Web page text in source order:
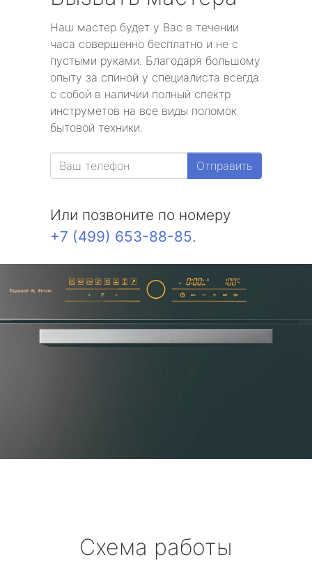
Наш мастер будет у Вас в течении
часа совершенно бесплатно и не с
пустыми руками. Благодаря большому
опыту за спиной у специалиста всегда
с собой в наличии полный спектр
инструметов на все виды поломок
бытовой техники.
Отправить
Или позвоните по номеру
+7 (499) 653-88-85.
Схема работы